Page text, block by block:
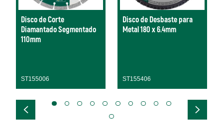
Disco de Corte
Diamantado Segmentado
110mm
ST155006
Disco de Desbaste para
Metal 180 x 6.4mm
ST155406